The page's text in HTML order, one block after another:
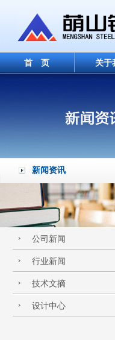
首 页 关于
新闻资讯
公司新闻
行业新闻
技术文摘
设计中心